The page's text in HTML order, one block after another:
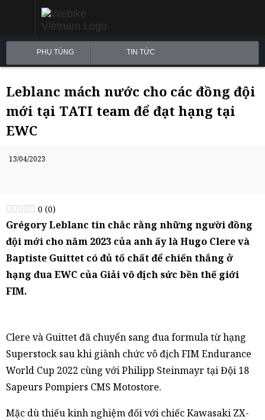
PHỤ TÙNG TIN TỨC
Leblanc mách nước cho các đồng đội
mới tại TATI team để đạt hạng tại
EWC
13/04/2023
0 (0)
Grégory Leblanc tin chắc rằng những người đồng
đội mới cho năm 2023 của anh ấy là Hugo Clere và
Baptiste Guittet có đủ tố chất để chiến thắng ở
hạng đua EWC của Giải vô địch sức bền thế giới
FIM.
Clere và Guittet đã chuyển sang đua formula từ hạng
Superstock sau khi giành chức vô địch FIM Endurance
World Cup 2022 cùng với Philipp Steinmayr tại Đội 18
Sapeurs Pompiers CMS Motostore.
Mặc dù thiếu kinh nghiệm đối với chiếc Kawasaki ZX-